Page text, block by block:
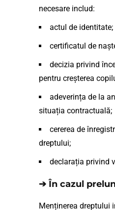
necesare includ:
actul de identitate;
certificatul de
decizia privind
pentru creșterea
adeverința de la
situația contractuală;
cererea de
dreptului;
declarația privind
➔ În cazul
Menținerea dreptului